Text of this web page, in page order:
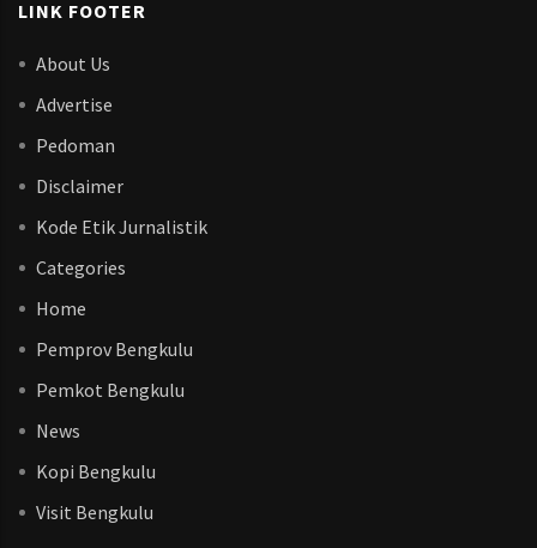
LINK FOOTER
About Us
Advertise
Pedoman
Disclaimer
Kode Etik Jurnalistik
Categories
Home
Pemprov Bengkulu
Pemkot Bengkulu
News
Kopi Bengkulu
Visit Bengkulu